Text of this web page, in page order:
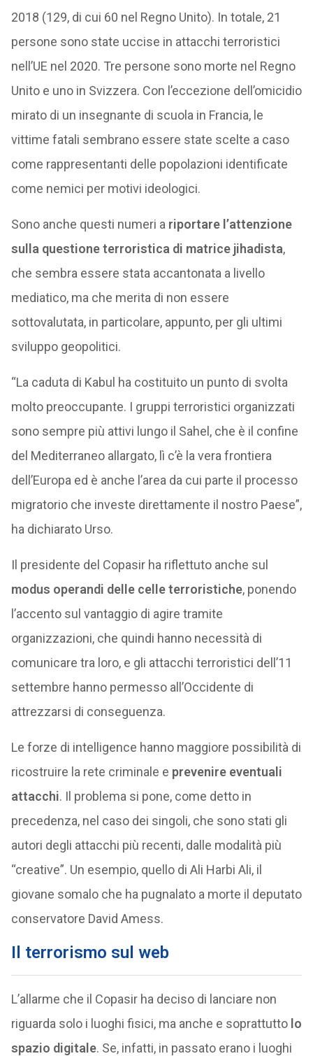
2018 (129, di cui 60 nel Regno Unito). In totale, 21
persone sono state uccise in attacchi terroristici
nell’UE nel 2020. Tre persone sono morte nel Regno
Unito e uno in Svizzera. Con l’eccezione dell’omicidio
mirato di un insegnante di scuola in Francia, le
vittime fatali sembrano essere state scelte a caso
come rappresentanti delle popolazioni identificate
come nemici per motivi ideologici.
Sono anche questi numeri a riportare l’attenzione
sulla questione terroristica di matrice jihadista,
che sembra essere stata accantonata a livello
mediatico, ma che merita di non essere
sottovalutata, in particolare, appunto, per gli ultimi
sviluppo geopolitici.
“La caduta di Kabul ha costituito un punto di svolta
molto preoccupante. I gruppi terroristici organizzati
sono sempre più attivi lungo il Sahel, che è il confine
del Mediterraneo allargato, lì c’è la vera frontiera
dell’Europa ed è anche l’area da cui parte il processo
migratorio che investe direttamente il nostro Paese”,
ha dichiarato Urso.
Il presidente del Copasir ha riflettuto anche sul
modus operandi delle celle terroristiche, ponendo
l’accento sul vantaggio di agire tramite
organizzazioni, che quindi hanno necessità di
comunicare tra loro, e gli attacchi terroristici dell’11
settembre hanno permesso all’Occidente di
attrezzarsi di conseguenza.
Le forze di intelligence hanno maggiore possibilità di
ricostruire la rete criminale e prevenire eventuali
attacchi. Il problema si pone, come detto in
precedenza, nel caso dei singoli, che sono stati gli
autori degli attacchi più recenti, dalle modalità più
“creative”. Un esempio, quello di Ali Harbi Ali, il
giovane somalo che ha pugnalato a morte il deputato
conservatore David Amess.
Il terrorismo sul web
L’allarme che il Copasir ha deciso di lanciare non
riguarda solo i luoghi fisici, ma anche e soprattutto lo
spazio digitale. Se, infatti, in passato erano i luoghi